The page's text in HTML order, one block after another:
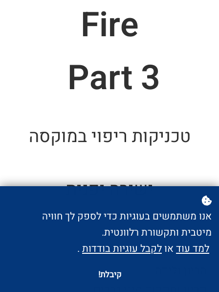
Fire
Part 3
טכניקות ריפוי במוקסה
ישירה יפנית
פריון נשים
גניקולוגיה
אנו משתמשים בעוגיות כדי לספק לך חוויה
מיטבית ותקשורת רלוונטית.
למד עוד או לקבל עוגיות בודדות .
קיבלת!